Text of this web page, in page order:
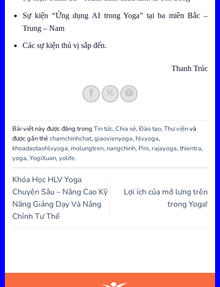
Sự kiện “Ứng dụng AI trong Yoga” tại ba miền Bắc –
Trung – Nam
Các sự kiện thú vị sắp đến.
Thanh Trúc
Bài viết này được đăng trong Tin tức,Chia sẻ,Đào tạo,Thư việnvà
được gắn thẻchamchinhchat,giaovienyoga, hlvyoga,
khoadaotaohlvyoga, molungtren, nangchinh, Pini, rajayoga,thientra,
yoga,YogiXuan,yolife.
Khóa Học HLV Yoga
Chuyên Sâu – Nâng Cao Kỹ
Năng Giảng Dạy Và Nâng
Chỉnh Tư Thế
Lợi ích của mở lưng trên
trong Yoga!